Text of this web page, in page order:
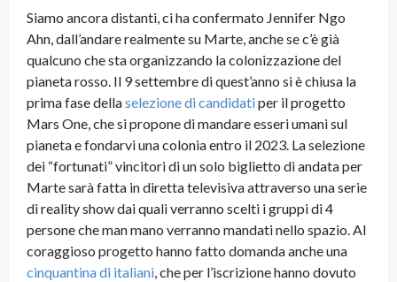
Siamo ancora distanti, ci ha confermato Jennifer Ngo
Ahn, dall’andare realmente su Marte, anche se c’è già
qualcuno che sta organizzando la colonizzazione del
pianeta rosso. Il 9 settembre di quest’anno si è chiusa la
prima fase dellaselezione di candidatiper il progetto
Mars One, che si propone di mandare esseri umani sul
pianeta e fondarvi una colonia entro il 2023. La selezione
dei “fortunati” vincitori di un solo biglietto di andata per
Marte sarà fatta in diretta televisiva attraverso una serie
di reality show dai quali verranno scelti i gruppi di 4
persone che man mano verranno mandati nello spazio. Al
coraggioso progetto hanno fatto domanda anche una
cinquantina di italiani, che per l’iscrizione hanno dovuto